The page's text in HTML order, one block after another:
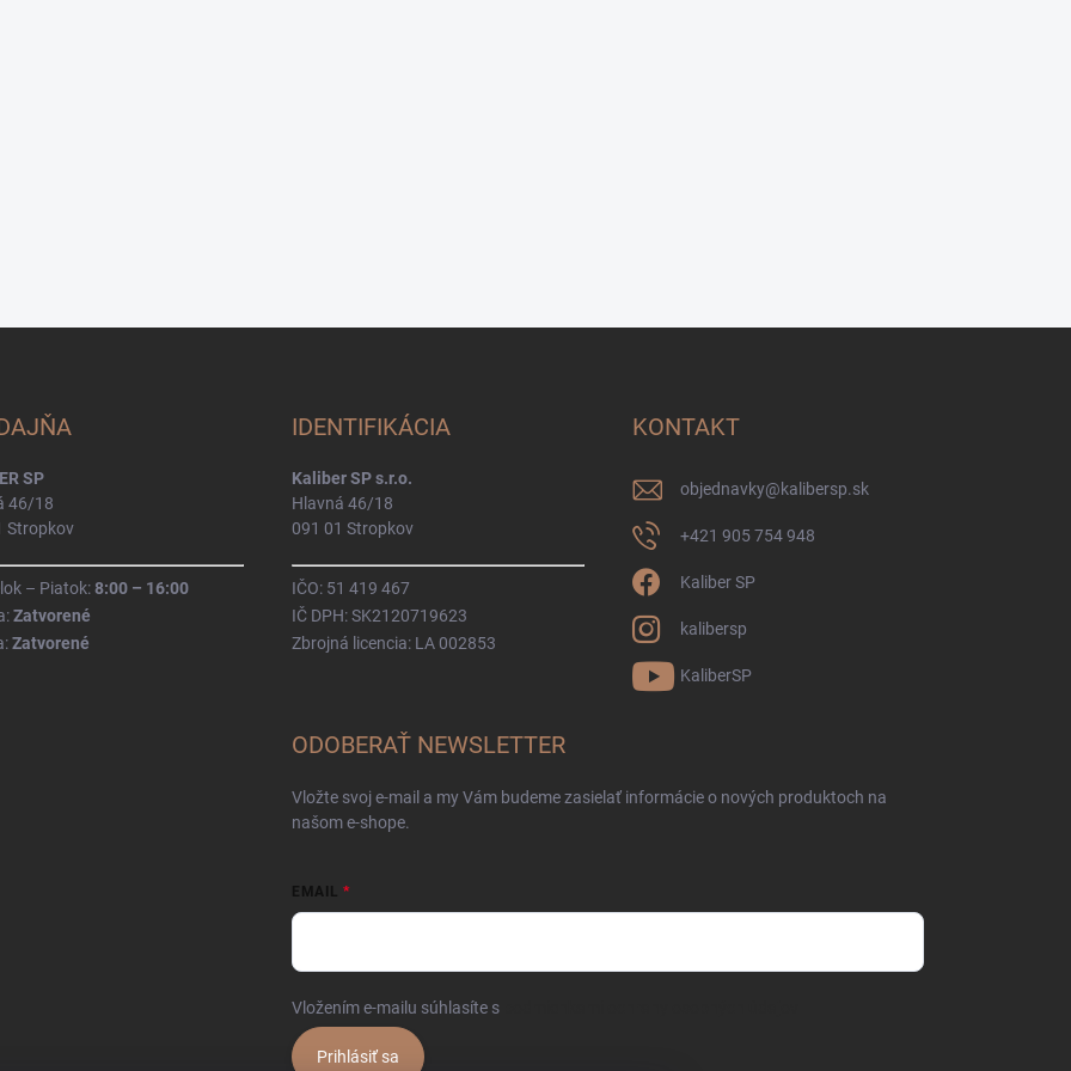
SP
46/18
Stropkov
– Piatok:8:00 – 16:00
Zatvorené
Zatvorené
IDENTIFIKÁCIA
Kaliber SP s.r.o.
Hlavná 46/18
091 01 Stropkov
IČO: 51 419 467
IČ DPH: SK2120719623
Zbrojná licencia: LA 002853
KONTAKT
objednavky@kalibersp.sk
+421 905 754 948
Kaliber SP
kalibersp
KaliberSP
ODOBERAŤ NEWSLETTER
Vložte svoj e-mail a my Vám budeme zasielať informácie o nových produktoch na
našom e-shope.
EMAIL
Vložením e-mailu súhlasíte s
Prihlásiť sa